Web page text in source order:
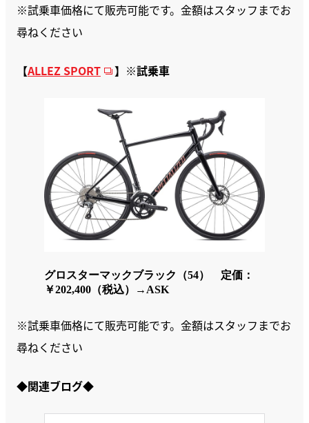
※試乗車価格にて販売可能です。金額はスタッフまでお
尋ねください
【ALLEZ SPORT 】 ※試乗車
グロスターマックブラック（54） 定価：
￥202,400（税込）→ASK
※試乗車価格にて販売可能です。金額はスタッフまでお
尋ねください
◆関連ブログ◆